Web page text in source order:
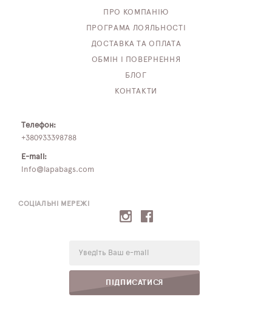
СОЦІАЛЬНІ МЕРЕЖІ
ПІДПИСАТИСЯ
ПРО КОМПАНІЮ
ПРОГРАМА ЛОЯЛЬНОСТІ
ДОСТАВКА ТА ОПЛАТА
ОБМІН І ПОВЕРНЕННЯ
БЛОГ
КОНТАКТИ
Телефон:
+380933398788
E-mail:
info@lapabags.com